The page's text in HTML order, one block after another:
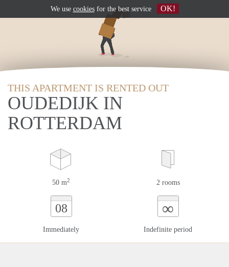
THIS APARTMENT IS RENTED OUT
OUDEDIJK IN
ROTTERDAM
50 m2 2 rooms
08
Immediately
∞
Indefinite period
We use cookiesfor the best service OK!